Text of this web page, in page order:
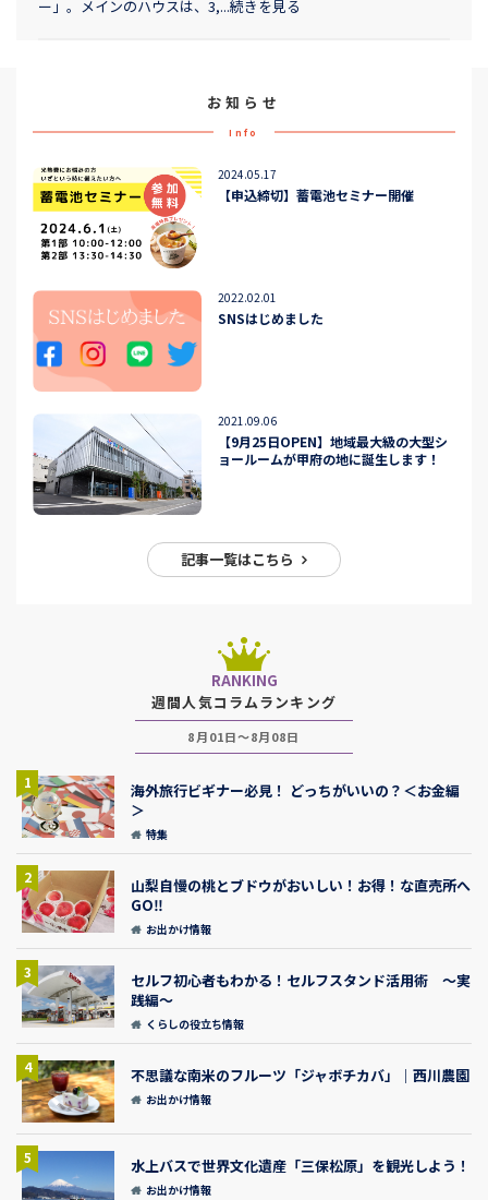
ー」。メインのハウスは、3,...続きを見る
お知らせ
Info
2024.05.17
【申込締切】蓄電池セミナー開催
2022.02.01
SNSはじめました
2021.09.06
【9月25日OPEN】地域最大級の大型シ
ョールームが甲府の地に誕生します！
記事一覧はこちら
RANKING
週間人気コラムランキング
8月01日～8月08日
1
海外旅行ビギナー必見！ どっちがいいの？＜お金編
＞
特集
2
山梨自慢の桃とブドウがおいしい！お得！な直売所へ
GO‼
お出かけ情報
3
セルフ初心者もわかる！セルフスタンド活用術 ～実
践編～
くらしの役立ち情報
4 不思議な南米のフルーツ「ジャボチカバ」｜西川農園
お出かけ情報
5 水上バスで世界文化遺産「三保松原」を観光しよう！
お出かけ情報